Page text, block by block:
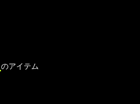
のアイテム